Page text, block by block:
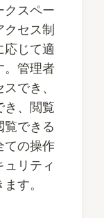
クスペー
クセス制
じて適
。管理者
でき、
き、閲覧
できる
ての操作
リティ
す。